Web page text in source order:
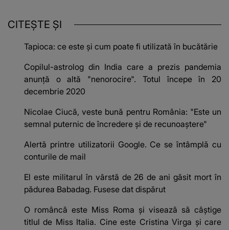
CITEȘTE ȘI
Tapioca: ce este și cum poate fi utilizată în bucătărie
Copilul-astrolog din India care a prezis pandemia
anunță o altă "nenorocire". Totul începe în 20
decembrie 2020
Nicolae Ciucă, veste bună pentru România: "Este un
semnal puternic de încredere şi de recunoaştere"
Alertă printre utilizatorii Google. Ce se întâmplă cu
conturile de mail
El este militarul în vârstă de 26 de ani găsit mort în
pădurea Babadag. Fusese dat dispărut
O româncă este Miss Roma și visează să câștige
titlul de Miss Italia. Cine este Cristina Virga și care